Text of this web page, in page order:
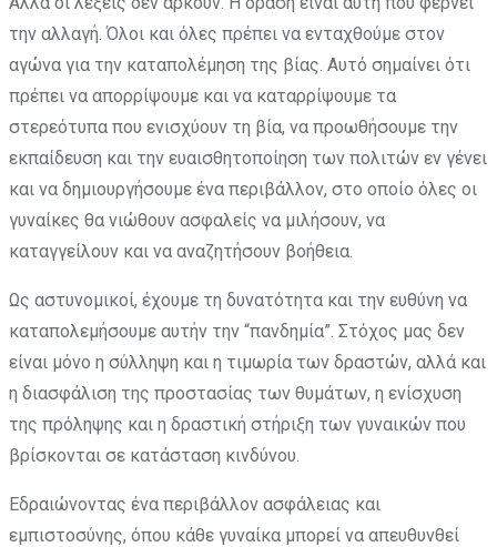
την αλλαγή. Όλοι και όλες πρέπει να ενταχθούμε στον
αγώνα για την καταπολέμηση της βίας. Αυτό σημαίνει ότι
πρέπει να απορρίψουμε και να καταρρίψουμε τα
στερεότυπα που ενισχύουν τη βία, να προωθήσουμε την
εκπαίδευση και την ευαισθητοποίηση των πολιτών εν γένει
και να δημιουργήσουμε ένα περιβάλλον, στο οποίο όλες οι
γυναίκες θα νιώθουν ασφαλείς να μιλήσουν, να
καταγγείλουν και να αναζητήσουν βοήθεια.
Ως αστυνομικοί, έχουμε τη δυνατότητα και την ευθύνη να
καταπολεμήσουμε αυτήν την “πανδημία”. Στόχος μας δεν
είναι μόνο η σύλληψη και η τιμωρία των δραστών, αλλά και
η διασφάλιση της προστασίας των θυμάτων, η ενίσχυση
της πρόληψης και η δραστική στήριξη των γυναικών που
βρίσκονται σε κατάσταση κινδύνου.
Εδραιώνοντας ένα περιβάλλον ασφάλειας και
εμπιστοσύνης, όπου κάθε γυναίκα μπορεί να απευθυνθεί